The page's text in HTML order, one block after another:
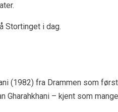
Stortinget i dag.
(1982) fra Drammen som
Gharahkhani – kjent som